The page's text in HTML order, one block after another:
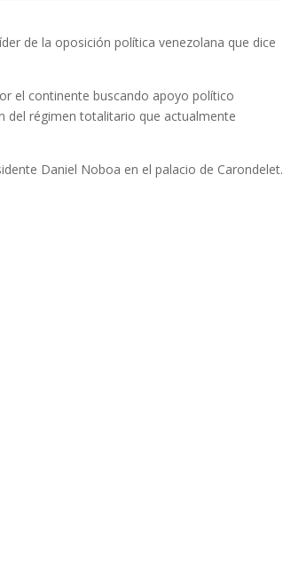
de la oposición política venezolana que dice
el continente buscando apoyo político
del régimen totalitario que actualmente
Daniel Noboa en el palacio de Carondelet.